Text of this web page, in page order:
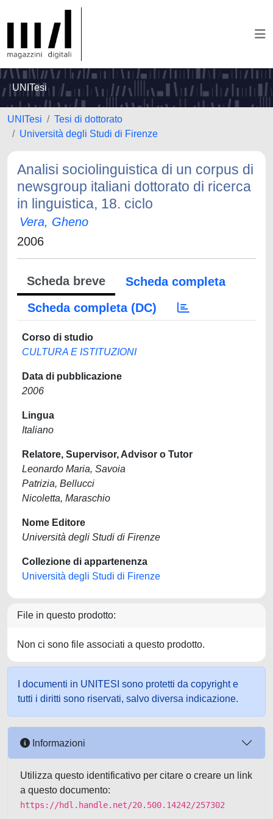
UNITesi
UNITesi
Tesi di dottorato
Università degli Studi di Firenze
Analisi sociolinguistica di un corpus di
newsgroup italiani dottorato di ricerca
in linguistica, 18. ciclo
Vera, Gheno
2006
Scheda breve
Scheda completa
Scheda completa (DC)
Corso di studio
CULTURA E ISTITUZIONI
Data di pubblicazione
2006
Lingua
Italiano
Relatore, Supervisor, Advisor o Tutor
Leonardo Maria, Savoia
Patrizia, Bellucci
Nicoletta, Maraschio
Nome Editore
Università degli Studi di Firenze
Collezione di appartenenza
Università degli Studi di Firenze
File in questo prodotto:
Non ci sono file associati a questo prodotto.
I documenti in UNITESI sono protetti da copyright e
tutti i diritti sono riservati, salvo diversa indicazione.
Informazioni
Utilizza questo identificativo per citare o creare un link
a questo documento:
https://hdl.handle.net/20.500.14242/257302